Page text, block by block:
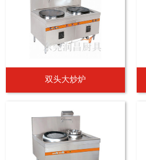
双头大炒炉